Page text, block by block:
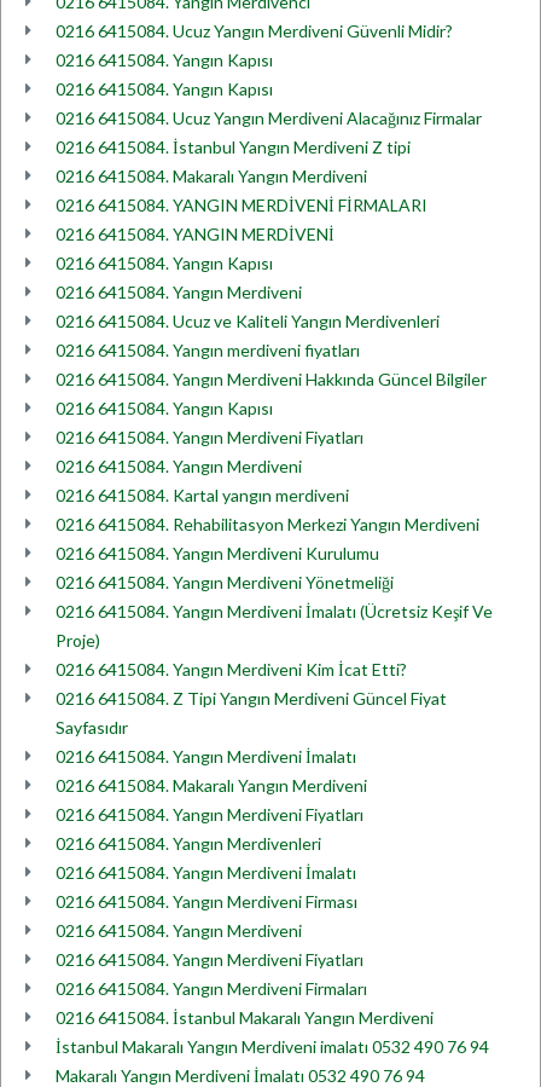
0216 6415084. Ucuz Yangın Merdiveni Güvenli Midir?
0216 6415084. Yangın Kapısı
0216 6415084. Yangın Kapısı
0216 6415084. Ucuz Yangın Merdiveni Alacağınız Firmalar
0216 6415084. İstanbul Yangın Merdiveni Z tipi
0216 6415084. Makaralı Yangın Merdiveni
0216 6415084. YANGIN MERDİVENİ FİRMALARI
0216 6415084. YANGIN MERDİVENİ
0216 6415084. Yangın Kapısı
0216 6415084. Yangın Merdiveni
0216 6415084. Ucuz ve Kaliteli Yangın Merdivenleri
0216 6415084. Yangın merdiveni fiyatları
0216 6415084. Yangın Merdiveni Hakkında Güncel Bilgiler
0216 6415084. Yangın Kapısı
0216 6415084. Yangın Merdiveni Fiyatları
0216 6415084. Yangın Merdiveni
0216 6415084. Kartal yangın merdiveni
0216 6415084. Rehabilitasyon Merkezi Yangın Merdiveni
0216 6415084. Yangın Merdiveni Kurulumu
0216 6415084. Yangın Merdiveni Yönetmeliği
0216 6415084. Yangın Merdiveni İmalatı (Ücretsiz Keşif Ve
Proje)
0216 6415084. Yangın Merdiveni Kim İcat Etti?
0216 6415084. Z Tipi Yangın Merdiveni Güncel Fiyat
Sayfasıdır
0216 6415084. Yangın Merdiveni İmalatı
0216 6415084. Makaralı Yangın Merdiveni
0216 6415084. Yangın Merdiveni Fiyatları
0216 6415084. Yangın Merdivenleri
0216 6415084. Yangın Merdiveni İmalatı
0216 6415084. Yangın Merdiveni Firması
0216 6415084. Yangın Merdiveni
0216 6415084. Yangın Merdiveni Fiyatları
0216 6415084. Yangın Merdiveni Firmaları
0216 6415084. İstanbul Makaralı Yangın Merdiveni
İstanbul Makaralı Yangın Merdiveni imalatı 0532 490 76 94
Makaralı Yangın Merdiveni İmalatı 0532 490 76 94